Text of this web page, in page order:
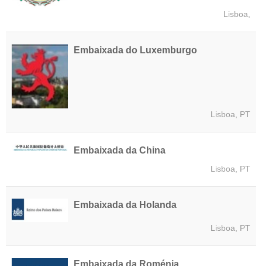
Lisboa,
Embaixada do Luxemburgo
Lisboa, PT
Embaixada da China
Lisboa, PT
Embaixada da Holanda
Lisboa, PT
Embaixada da Roménia